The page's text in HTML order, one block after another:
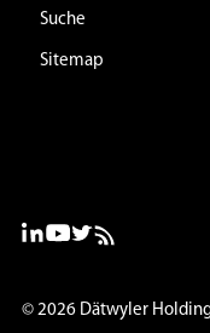
Suche
Sitemap
© 2026 Dätwyler